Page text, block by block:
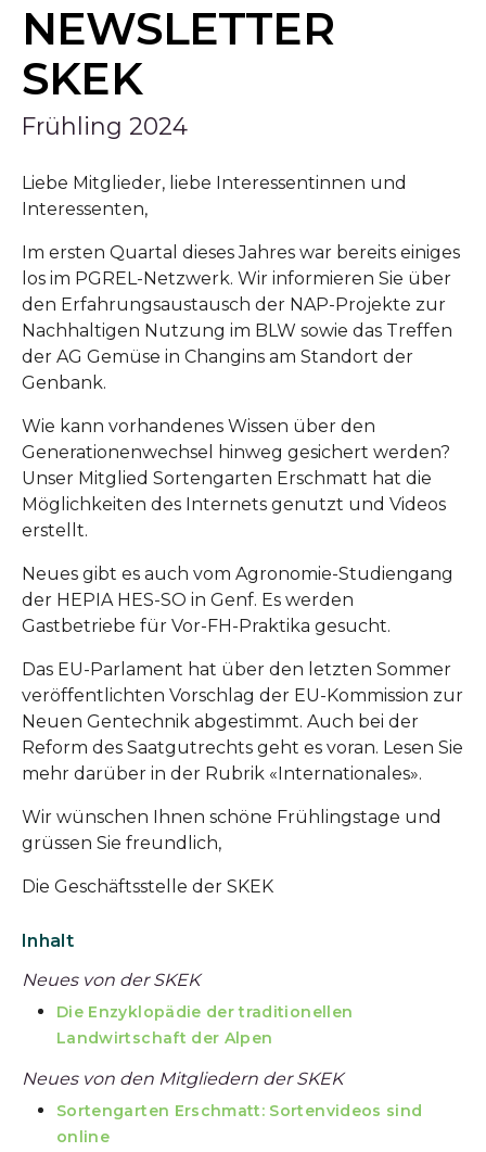
NEWSLETTER
SKEK
Frühling 2024
Liebe Mitglieder, liebe Interessentinnen und
Interessenten,
Im ersten Quartal dieses Jahres war bereits einiges
los im PGREL-Netzwerk. Wir informieren Sie über
den Erfahrungsaustausch der NAP-Projekte zur
Nachhaltigen Nutzung im BLW sowie das Treffen
der AG Gemüse in Changins am Standort der
Genbank.
Wie kann vorhandenes Wissen über den
Generationenwechsel hinweg gesichert werden?
Unser Mitglied Sortengarten Erschmatt hat die
Möglichkeiten des Internets genutzt und Videos
erstellt.
Neues gibt es auch vom Agronomie-Studiengang
der HEPIA HES-SO in Genf. Es werden
Gastbetriebe für Vor-FH-Praktika gesucht.
Das EU-Parlament hat über den letzten Sommer
veröffentlichten Vorschlag der EU-Kommission zur
Neuen Gentechnik abgestimmt. Auch bei der
Reform des Saatgutrechts geht es voran. Lesen Sie
mehr darüber in der Rubrik «Internationales».
Wir wünschen Ihnen schöne Frühlingstage und
grüssen Sie freundlich,
Die Geschäftsstelle der SKEK
Inhalt
Neues von der SKEK
Die Enzyklopädie der traditionellen
Landwirtschaft der Alpen
Neues von den Mitgliedern der SKEK
Sortengarten Erschmatt: Sortenvideos sind
online